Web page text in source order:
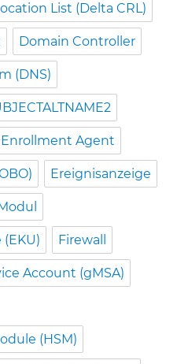
List (Delta CRL)
Domain Controller
(DNS)
Enrollment Agent
Ereignisanzeige
Firewall
Account (gMSA)
(HSM)